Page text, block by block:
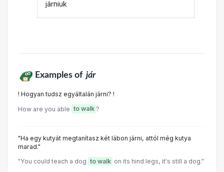
járniuk
Examples of jár
! Hogyan tudsz egyáltalán járni? !
How are you able to walk ?
"Ha egy kutyát megtanítasz két lábon járni, attól még kutya
marad."
"You could teach a dog to walk on its hind legs, it's still a dog."